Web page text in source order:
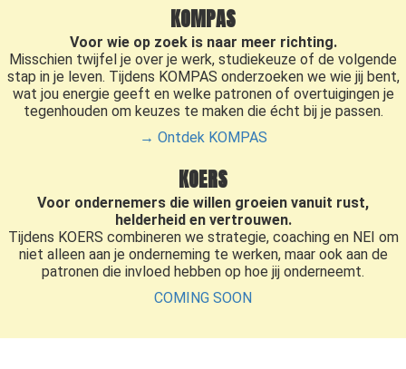
KOMPAS
Voor wie op zoek is naar meer richting.
Misschien twijfel je over je werk, studiekeuze of de volgende
stap in je leven. Tijdens KOMPAS onderzoeken we wie jij bent,
wat jou energie geeft en welke patronen of overtuigingen je
tegenhouden om keuzes te maken die écht bij je passen.
→ Ontdek KOMPAS
KOERS
Voor ondernemers die willen groeien vanuit rust,
helderheid en vertrouwen.
Tijdens KOERS combineren we strategie, coaching en NEI om
niet alleen aan je onderneming te werken, maar ook aan de
patronen die invloed hebben op hoe jij onderneemt.
COMING SOON